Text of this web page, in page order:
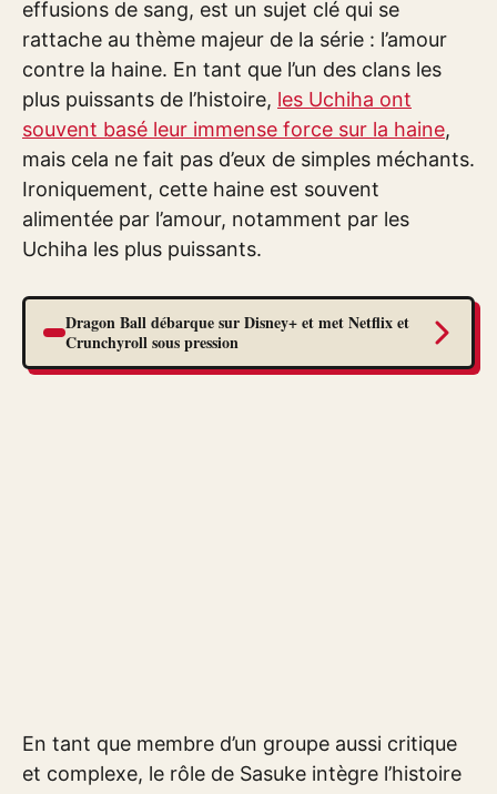
effusions de sang, est un sujet clé qui se
rattache au thème majeur de la série : l’amour
contre la haine. En tant que l’un des clans les
plus puissants de l’histoire, les Uchiha ont
souvent basé leur immense force sur la haine,
mais cela ne fait pas d’eux de simples méchants.
Ironiquement, cette haine est souvent
alimentée par l’amour, notamment par les
Uchiha les plus puissants.
Dragon Ball débarque sur Disney+ et met Netflix et
Crunchyroll sous pression
En tant que membre d’un groupe aussi critique
et complexe, le rôle de Sasuke intègre l’histoire